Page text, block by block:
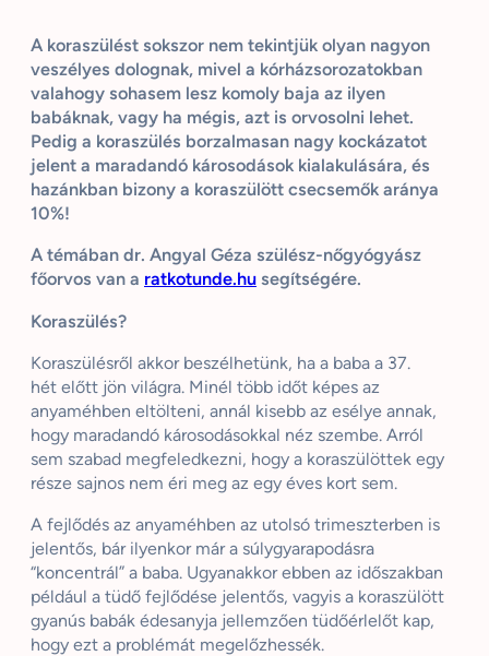
A koraszülést sokszor nem tekintjük olyan nagyon
veszélyes dolognak, mivel a kórházsorozatokban
valahogy sohasem lesz komoly baja az ilyen
babáknak, vagy ha mégis, azt is orvosolni lehet.
Pedig a koraszülés borzalmasan nagy kockázatot
jelent a maradandó károsodások kialakulására, és
hazánkban bizony a koraszülött csecsemők aránya
10%!
A témában dr. Angyal Géza szülész-nőgyógyász
főorvos van a ratkotunde.hu segítségére.
Koraszülés?
Koraszülésről akkor beszélhetünk, ha a baba a 37.
hét előtt jön világra. Minél több időt képes az
anyaméhben eltölteni, annál kisebb az esélye annak,
hogy maradandó károsodásokkal néz szembe. Arról
sem szabad megfeledkezni, hogy a koraszülöttek egy
része sajnos nem éri meg az egy éves kort sem.
A fejlődés az anyaméhben az utolsó trimeszterben is
jelentős, bár ilyenkor már a súlygyarapodásra
“koncentrál” a baba. Ugyanakkor ebben az időszakban
például a tüdő fejlődése jelentős, vagyis a koraszülött
gyanús babák édesanyja jellemzően tüdőérlelőt kap,
hogy ezt a problémát megelőzhessék.